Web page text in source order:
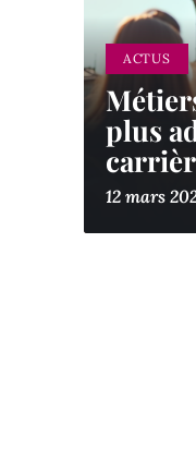
ACTUS
plus
12 mars